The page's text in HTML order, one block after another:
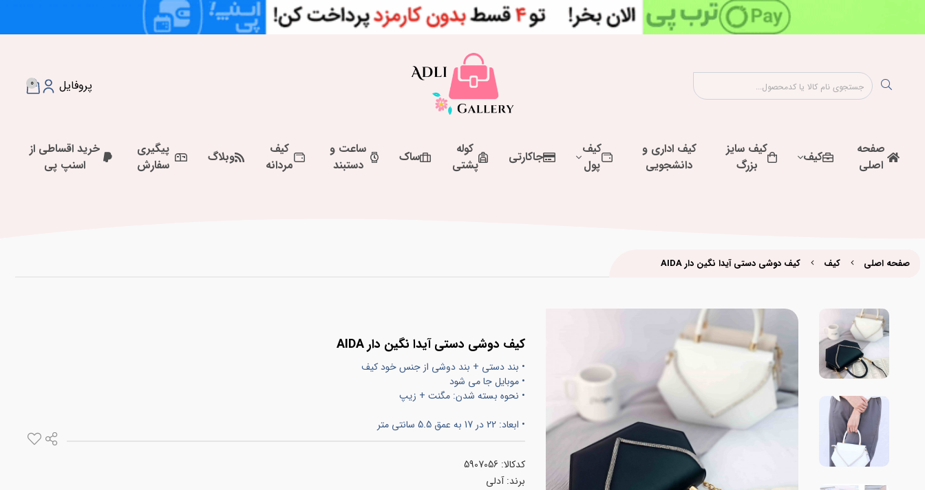
0 پروفایل
صفحه
اصلی
کیف
کیف سایز
بزرگ
کیف اداری و
دانشجویی
کیف
پول
جاکارتی
کوله
پشتی
ساک
ساعت و
دستبند
کیف
مردانه
وبلاگ
پیگیری
سفارش
خرید اقساطی از
اسنپ پی
صفحه اصلی کیف کیف دوشی دستی آیدا نگین دار AIDA
کیف دوشی دستی آیدا نگین دار AIDA
• بند دستی + بند دوشی از جنس خود کیف
• موبایل جا می شود
• نحوه بسته شدن: مگنت + زیپ
• ابعاد: 22 در 17 به عمق 5.5 سانتی متر
کدکالا:
برند:آدلی